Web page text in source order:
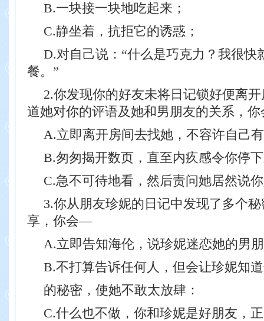
B.一块接一块地吃起来；
C.静坐着，抗拒它的诱惑；
D.对自己说：“什么是巧克力？我很快
餐。”
2.你发现你的好友未将日记锁好便离
道她对你的评语及她和男朋友的关系，你
A.立即离开房间去找她，不容许自己
B.匆匆揭开数页，直至内疚感令你停
C.急不可待地看，然后责问她居然说
3.你从朋友珍妮的日记中发现了多个
享，你会—
A.立即告知海伦，说珍妮迷恋她的男
B.不打算告诉任何人，但会让珍妮知
的秘密，使她不敢太放肆：
C.什么也不做，你和珍妮是好朋友，